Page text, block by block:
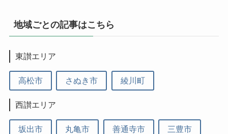
地域ごとの記事はこちら
東讃エリア
高松市 さぬき市 綾川町
西讃エリア
坂出市 丸亀市 善通寺市 三豊市